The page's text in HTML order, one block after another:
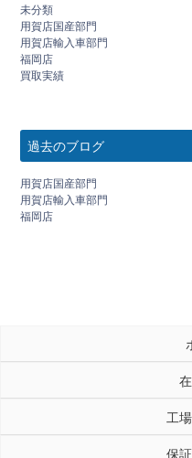
未分類
用賀店国産部門
用賀店輸入車部門
福岡店
買取実績
過去のブログ
用賀店国産部門
用賀店輸入車部門
福岡店
工
保